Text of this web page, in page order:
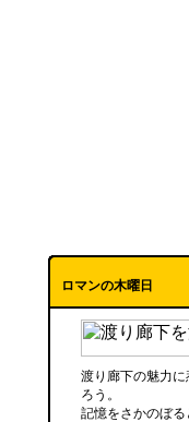
ロマンの木曜日
渡り廊下の魅力
ろう。
記憶をさかのぼ